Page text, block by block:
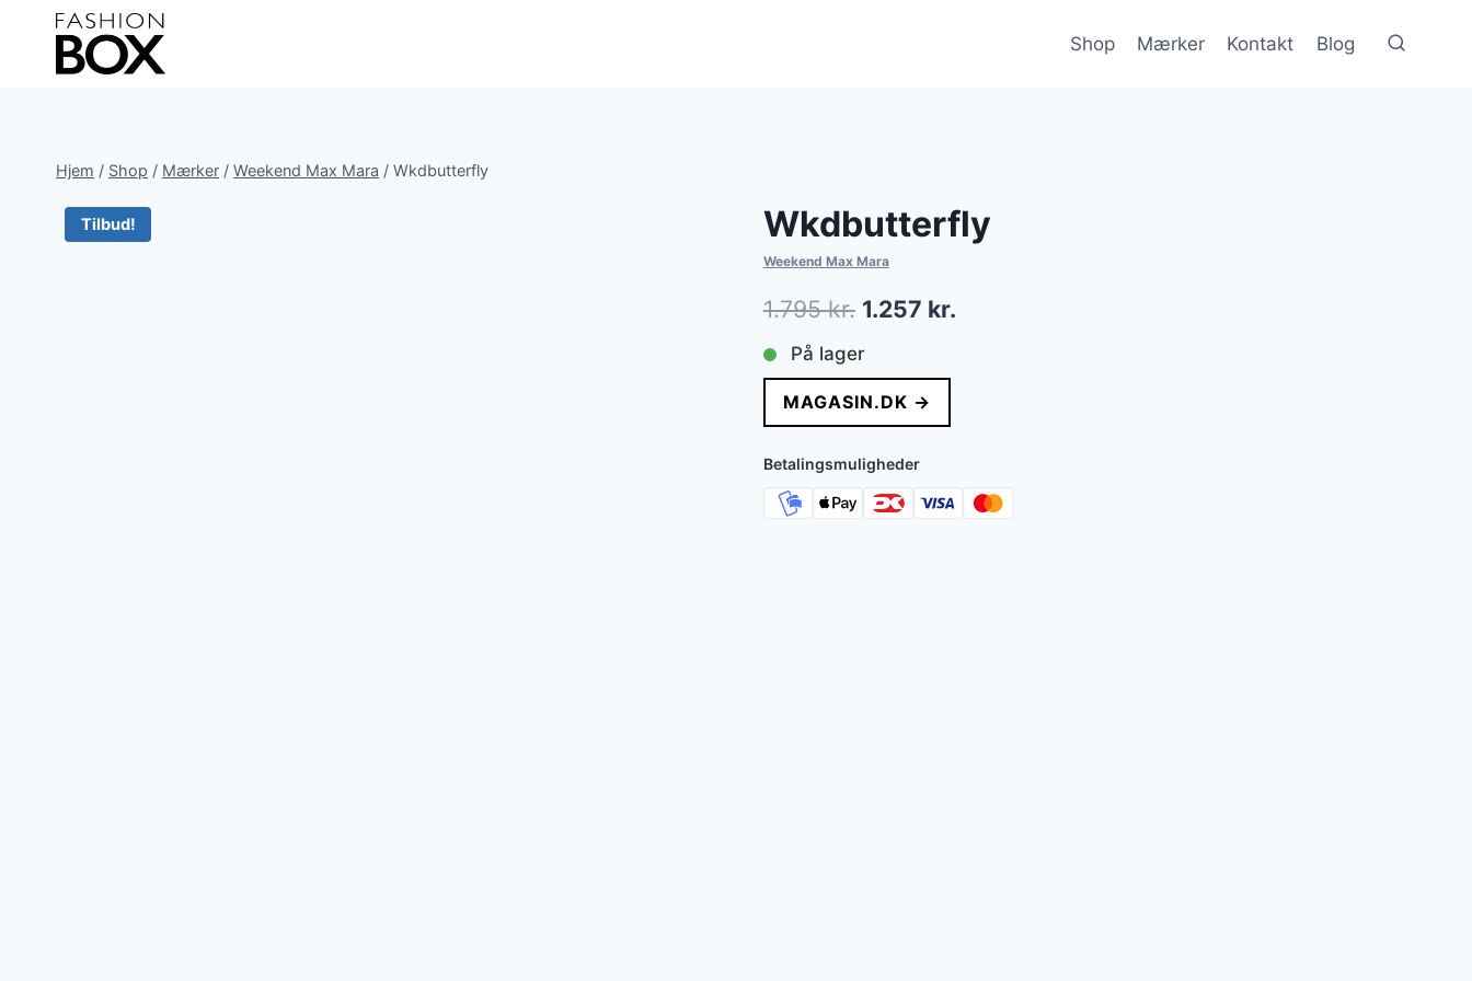
Fortsæt
indhold
Shop Mærker Kontakt Blog
Hjem / Shop / Mærker / Weekend Max Mara / Wkdbutterfly
Tilbud! Wkdbutterfly
Weekend Max Mara
1.795kr. Den
oprindelige
pris
var:
1.795 kr..
1.257 kr.Den
På lager
MAGASIN.DK →
Betalingsmuligheder